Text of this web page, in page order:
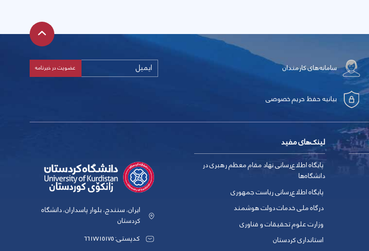
سامانه‌های کارمندان
بیانیه حفظ حریم خصوصی
لینک‌های مفید
پایگاه اطلاع‌رسانی نهاد مقام معظم رهبری در
دانشگاه‌ها
پایگاه اطلاع‌رسانی ریاست جمهوری
درگاه ملی خدمات دولت هوشمند
وزارت علوم تحقیقات و فناوری
استانداری کردستان
ایران، سنندج، بلوار پاسداران، دانشگاه
کردستان
کدپستی: 6617715175